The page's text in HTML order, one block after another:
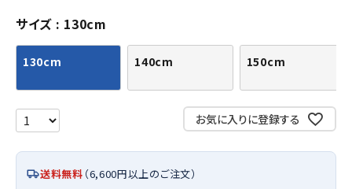
サイズ 130cm
130cm 140cm 150cm
お気に入りに登録する
送料無料 （6,600円以上のご注文）